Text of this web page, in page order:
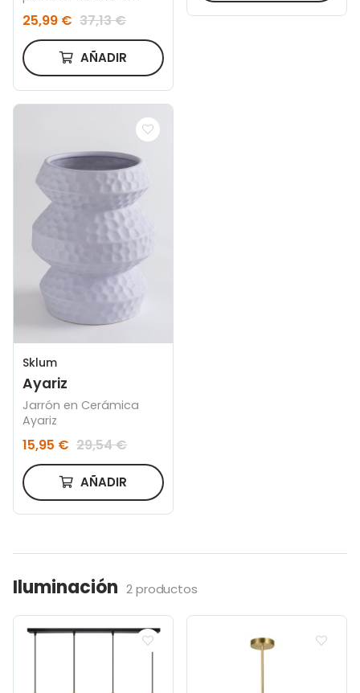
25,99 € 37,13 €
AÑADIR
Sklum
Ayariz
Jarrón en Cerámica
Ayariz
15,95 € 29,54 €
AÑADIR
Iluminación 2 productos